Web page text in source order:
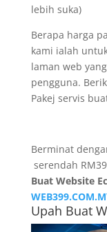
lebih suka)
Berapa harga
kami ialah
laman web
pengguna.
Pakej servis
Berminat
serendah
Buat Website
Upah Buat